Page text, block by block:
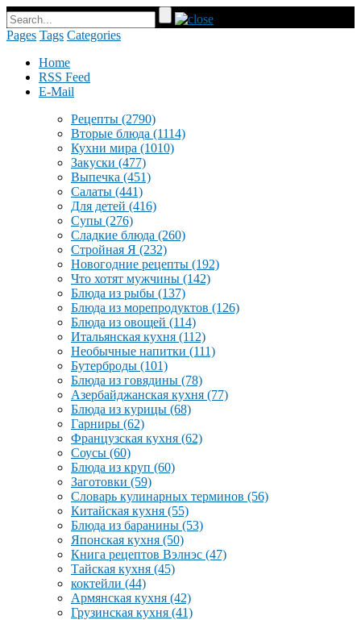
Pages Tags Categories
Home
RSS Feed
E-Mail
Рецепты (2790)
Вторые блюда (1114)
Кухни мира (1010)
Закуски (477)
Выпечка (451)
Салаты (441)
Для детей (416)
Супы (276)
Сладкие блюда (260)
Стройная Я (232)
Новогодние рецепты (192)
Что хотят мужчины (142)
Блюда из рыбы (137)
Блюда из морепродуктов (126)
Блюда из овощей (114)
Итальянская кухня (112)
Необычные напитки (111)
Бутерброды (101)
Блюда из говядины (78)
Азербайджанская кухня (77)
Блюда из курицы (68)
Гарниры (62)
Французская кухня (62)
Соусы (60)
Блюда из круп (60)
Заготовки (59)
Словарь кулинарных терминов (56)
Китайская кухня (55)
Блюда из баранины (53)
Японская кухня (50)
Книга рецептов Вэлнэс (47)
Тайская кухня (45)
коктейли (44)
Армянская кухня (42)
Грузинская кухня (41)